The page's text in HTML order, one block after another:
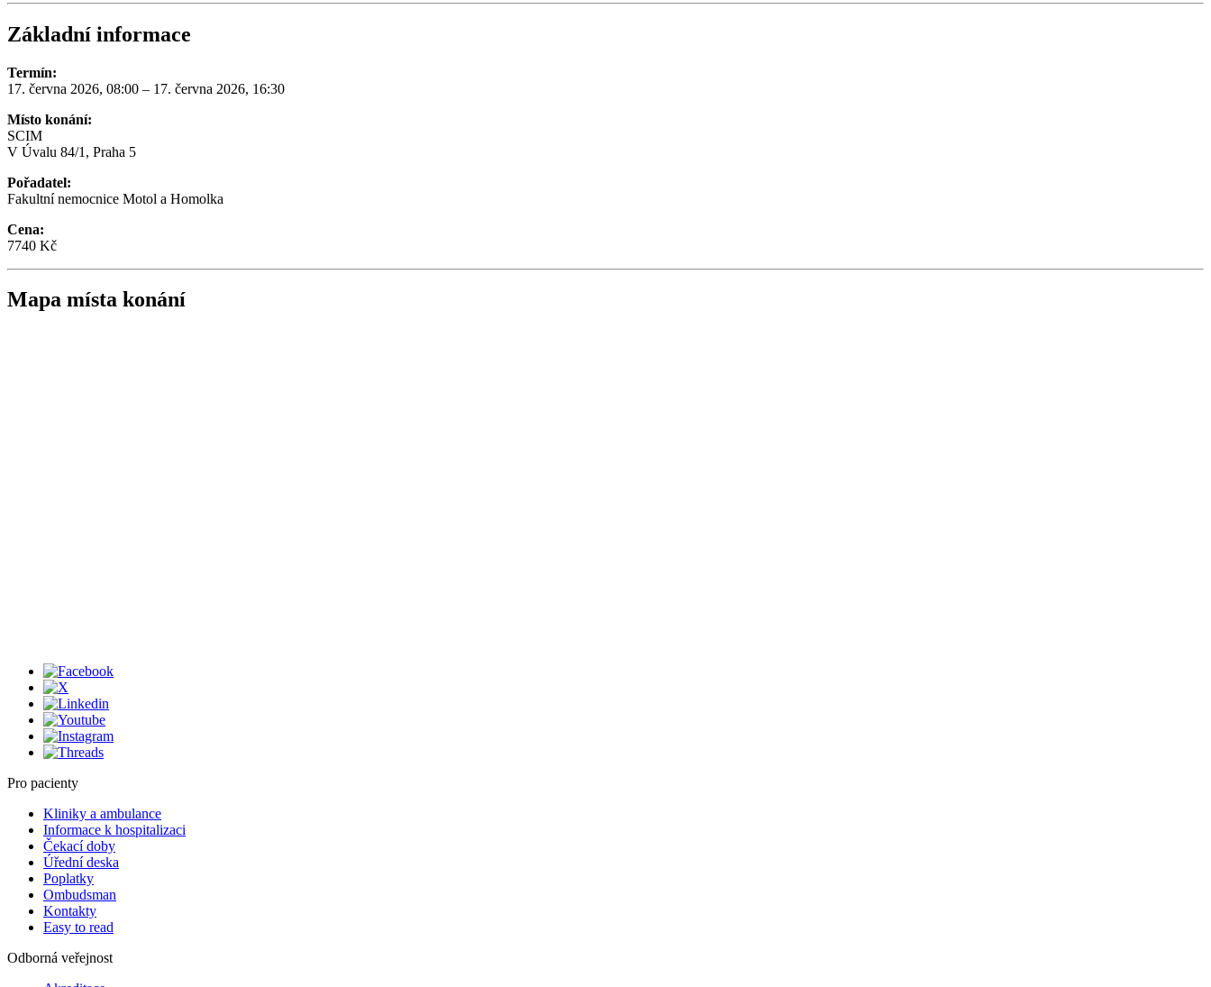
Základní informace
Termín:
17. června 2026, 08:00 – 17. června 2026, 16:30
Místo konání:
SCIM
V Úvalu 84/1, Praha 5
Pořadatel:
Fakultní nemocnice Motol a Homolka
Cena:
7740 Kč
Mapa místa konání
Pro pacienty
Kliniky a ambulance
Informace k hospitalizaci
Čekací doby
Úřední deska
Poplatky
Ombudsman
Kontakty
Easy to read
Odborná veřejnost